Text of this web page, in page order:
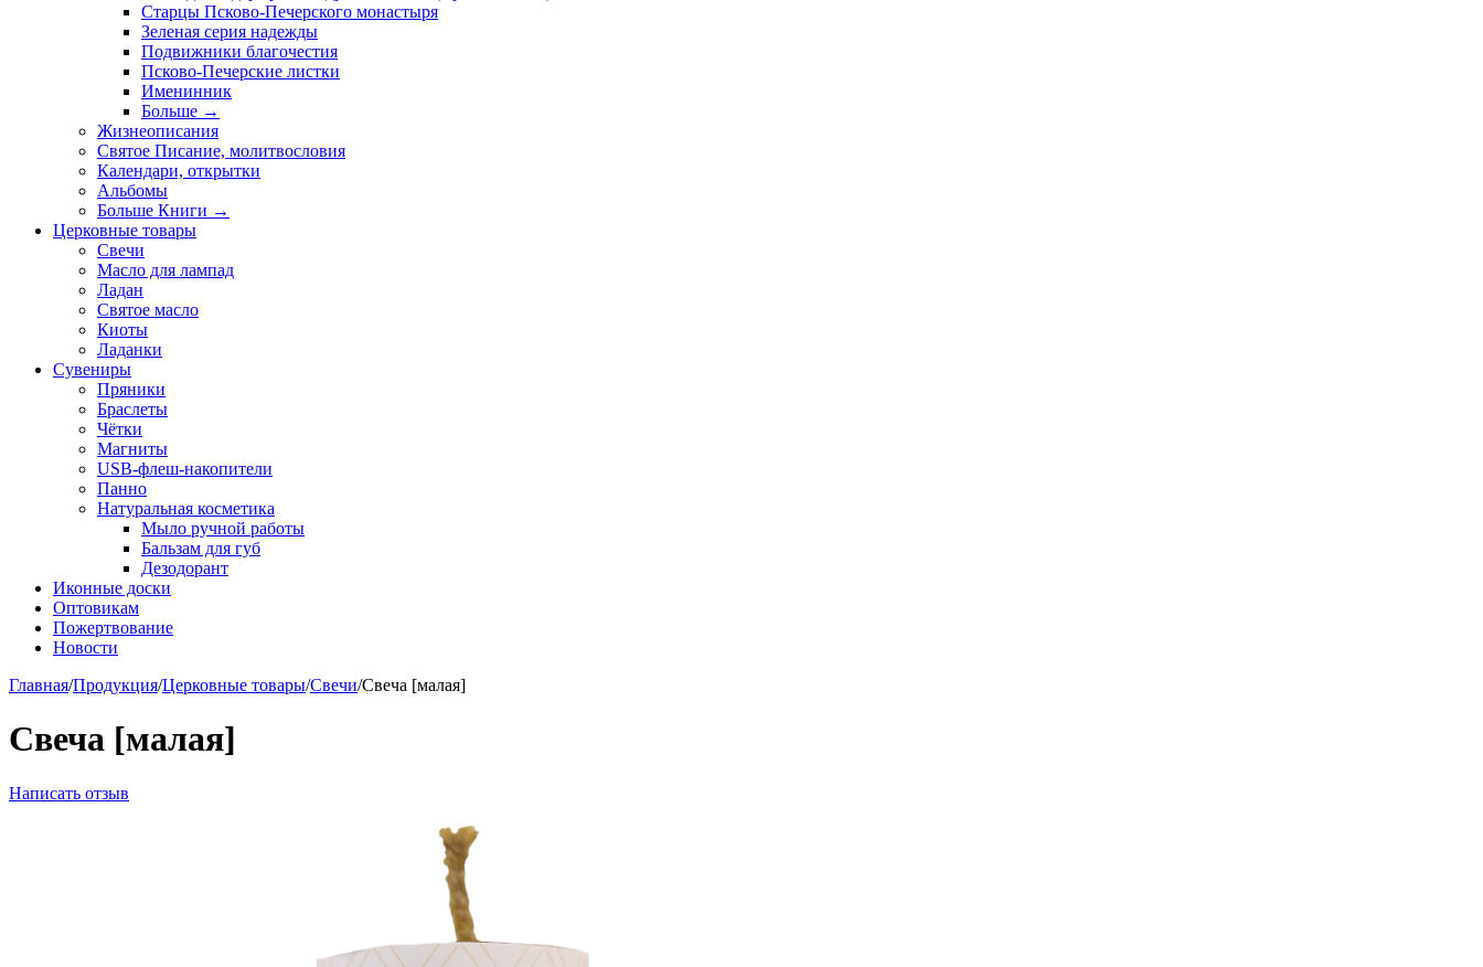
Старцы Псково-Печерского монастыря
Зеленая серия надежды
Подвижники благочестия
Псково-Печерские листки
Именинник
Больше →
Жизнеописания
Святое Писание, молитвословия
Календари, открытки
Альбомы
Больше Книги →
Церковные товары
Свечи
Масло для лампад
Ладан
Святое масло
Киоты
Ладанки
Сувениры
Пряники
Браслеты
Чётки
Магниты
USB-флеш-накопители
Панно
Натуральная косметика
Мыло ручной работы
Бальзам для губ
Дезодорант
Иконные доски
Оптовикам
Пожертвование
Новости
Главная/Продукция/Церковные товары/Свечи/Свеча [малая]
Свеча [малая]
Написать отзыв